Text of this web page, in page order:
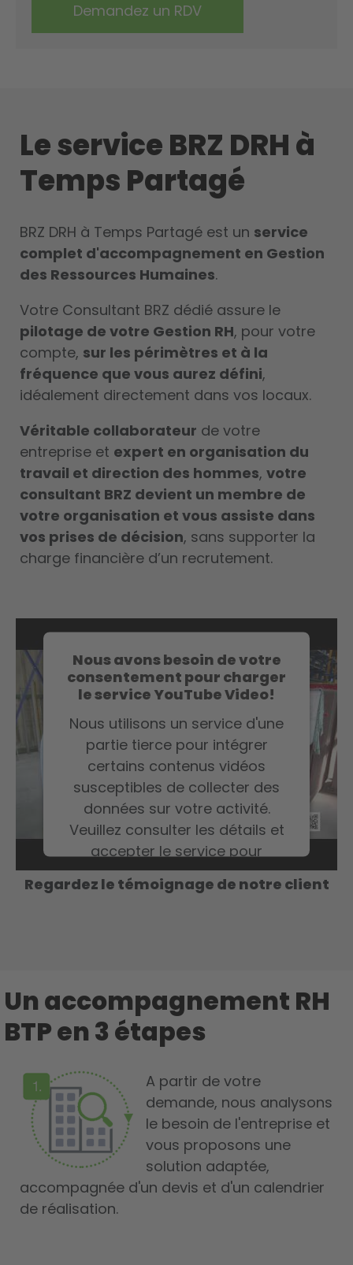
Le service BRZ DRH à
Temps Partagé
BRZ DRH à Temps Partagé est un service
complet d'accompagnement en Gestion
des Ressources Humaines.
Votre Consultant BRZ dédié assure le
pilotage de votre Gestion RH, pour votre
compte, sur les périmètres et à la
fréquence que vous aurez défini,
idéalement directement dans vos locaux.
Véritable collaborateur de votre
entreprise et expert en organisation du
travail et direction des hommes, votre
consultant BRZ devient un membre de
votre organisation et vous assiste dans
vos prises de décision, sans supporter la
charge financière d’un recrutement.
Nous avons besoin de votre
consentement pour charger
le service YouTube Video!
Nous utilisons un service d'une
partie tierce pour intégrer
certains contenus vidéos
susceptibles de collecter des
données sur votre activité.
Veuillez consulter les détails et
accepter le service pour
regarder cette vidéo.
Regardez le témoignage de notre client
Un accompagnement RH
BTP en 3 étapes
A partir de votre
demande, nous analysons
le besoin de l'entreprise et
vous proposons une
solution adaptée,
accompagnée d'un devis et d'un calendrier
de réalisation.